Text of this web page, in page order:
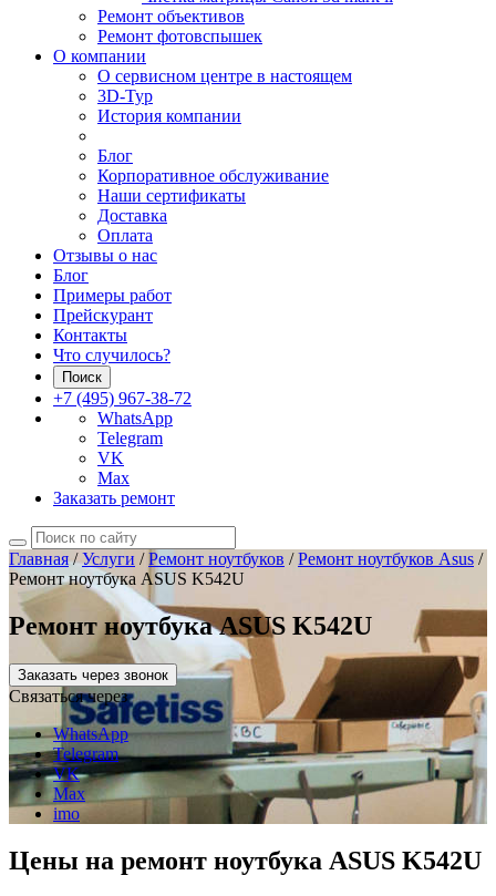
Ремонт объективов
Ремонт фотовспышек
О компании
О сервисном центре в настоящем
3D-Тур
История компании
Блог
Корпоративное обслуживание
Наши сертификаты
Доставка
Оплата
Отзывы о нас
Блог
Примеры работ
Прейскурант
Контакты
Что случилось?
Поиск
+7 (495) 967-38-72
WhatsApp
Telegram
VK
Max
Заказать ремонт
Главная/Услуги /Ремонт ноутбуков /Ремонт ноутбуков Asus /
Ремонт ноутбука ASUS K542U
Ремонт ноутбука ASUS K542U
Заказать через звонок
Связаться через
WhatsApp
Telegram
VK
Max
imo
Цены на ремонт ноутбука ASUS K542U